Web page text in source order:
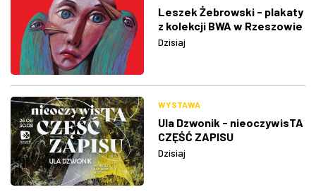
Leszek Żebrowski - plakaty
z kolekcji BWA w Rzeszowie
Dzisiaj
WYSTAWA
Ula Dzwonik - nieoczywisTA
CZĘŚĆ ZAPISU
Dzisiaj